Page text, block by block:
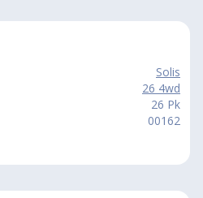
Solis
26 4wd
26 Pk
00162